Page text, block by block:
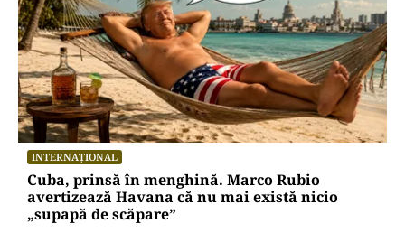
INTERNAȚIONAL
Cuba, prinsă în menghină. Marco Rubio
avertizează Havana că nu mai există nicio
„supapă de scăpare”